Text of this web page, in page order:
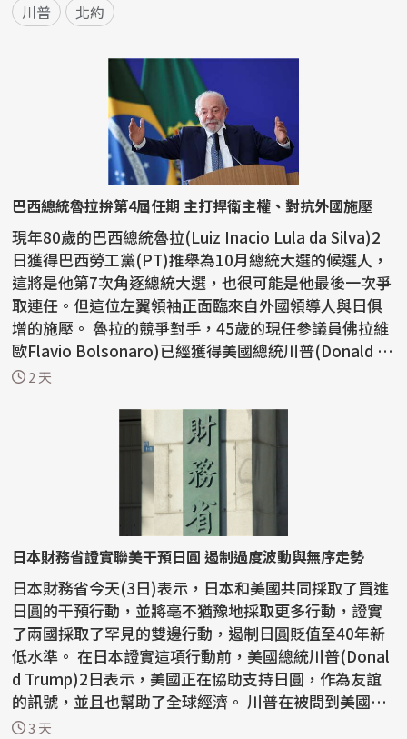
川普 北約
巴西總統魯拉拚第4屆任期 主打捍衛主權、對抗外國施壓
現年80歲的巴西總統魯拉(Luiz Inacio Lula da Silva)2
日獲得巴西勞工黨(PT)推舉為10月總統大選的候選人，
這將是他第7次角逐總統大選，也很可能是他最後一次爭
取連任。但這位左翼領袖正面臨來自外國領導人與日俱
增的施壓。 魯拉的競爭對手，45歲的現任參議員佛拉維
歐Flavio Bolsonaro)已經獲得美國總統川普(Donald T
r...2 天
日本財務省證實聯美干預日圓 遏制過度波動與無序走勢
日本財務省今天(3日)表示，日本和美國共同採取了買進
日圓的干預行動，並將毫不猶豫地採取更多行動，證實
了兩國採取了罕見的雙邊行動，遏制日圓貶值至40年新
低水準。 在日本證實這項行動前，美國總統川普(Donal
d Trump)2日表示，美國正在協助支持日圓，作為友誼
的訊號，並且也幫助了全球經濟。 川普在被問到美國為
何...3 天